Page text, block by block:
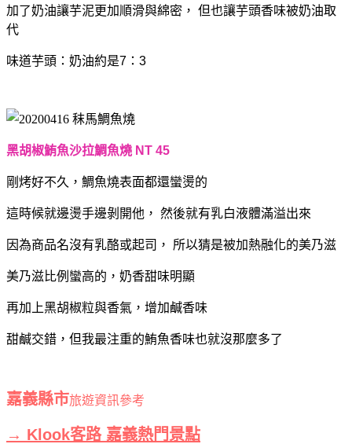
加了奶油讓芋泥更加順滑與綿密， 但也讓芋頭香味被奶油取
代
味道芋頭：奶油約是7：3
黑胡椒鮪魚沙拉鯛魚燒 NT 45
剛烤好不久，鯛魚燒表面都還蠻燙的
這時候就邊燙手邊剝開他， 然後就有乳白液體滿溢出來
因為商品名沒有乳酪或起司， 所以猜是被加熱融化的美乃滋
美乃滋比例蠻高的，奶香甜味明顯
再加上黑胡椒粒與香氣，增加鹹香味
甜鹹交錯，但我最注重的鮪魚香味也就沒那麼多了
嘉義縣市旅遊資訊參考
→ Klook客路 嘉義熱門景點